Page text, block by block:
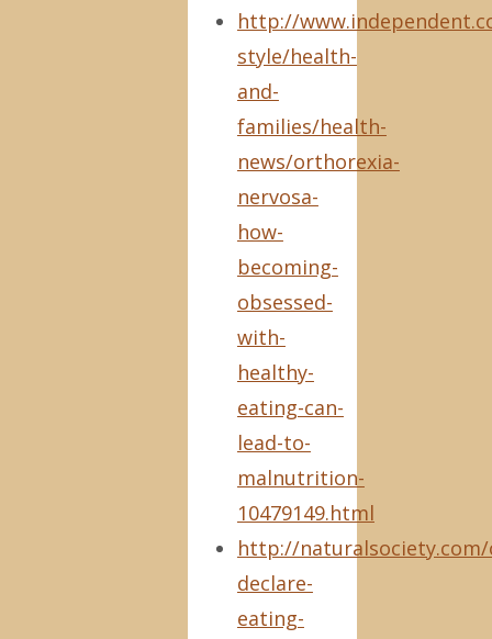
http://
style/health-
and-
families/health-
news/orthorexia-
nervosa-
how-
becoming-
obsessed-
with-
healthy-
eating-can-
lead-to-
malnutrition-
10479149.html
http://
declare-
eating-